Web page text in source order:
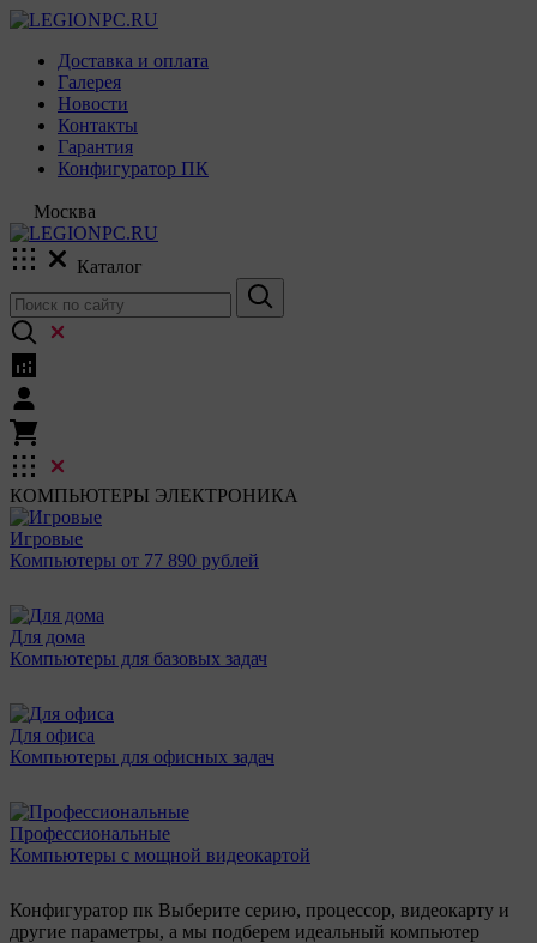
Доставка и оплата
Галерея
Новости
Контакты
Гарантия
Конфигуратор ПК
Москва
Каталог
КОМПЬЮТЕРЫ ЭЛЕКТРОНИКА
Игровые
Компьютеры от 77 890 рублей
Для дома
Компьютеры для базовых задач
Для офиса
Компьютеры для офисных задач
Профессиональные
Компьютеры с мощной видеокартой
Конфигуратор пк Выберите серию, процессор, видеокарту и
другие параметры, а мы подберем идеальный компьютер